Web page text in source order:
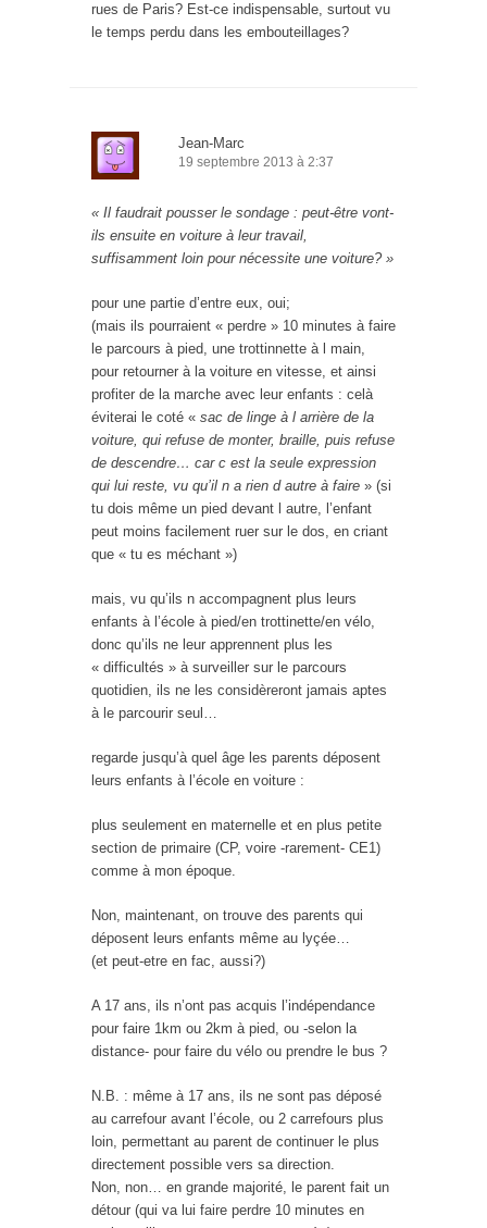
rues de Paris? Est-ce indispensable, surtout vu
le temps perdu dans les embouteillages?
Jean-Marc
19 septembre 2013 à 2:37
« Il faudrait pousser le sondage : peut-être vont-
ils ensuite en voiture à leur travail,
suffisamment loin pour nécessite une voiture? »
pour une partie d’entre eux, oui;
(mais ils pourraient « perdre » 10 minutes à faire
le parcours à pied, une trottinnette à l main,
pour retourner à la voiture en vitesse, et ainsi
profiter de la marche avec leur enfants : celà
éviterai le coté « sac de linge à l arrière de la
voiture, qui refuse de monter, braille, puis refuse
de descendre… car c est la seule expression
qui lui reste, vu qu’il n a rien d autre à faire » (si
tu dois même un pied devant l autre, l’enfant
peut moins facilement ruer sur le dos, en criant
que « tu es méchant »)
mais, vu qu’ils n accompagnent plus leurs
enfants à l’école à pied/en trottinette/en vélo,
donc qu’ils ne leur apprennent plus les
« difficultés » à surveiller sur le parcours
quotidien, ils ne les considèreront jamais aptes
à le parcourir seul…
regarde jusqu’à quel âge les parents déposent
leurs enfants à l’école en voiture :
plus seulement en maternelle et en plus petite
section de primaire (CP, voire -rarement- CE1)
comme à mon époque.
Non, maintenant, on trouve des parents qui
déposent leurs enfants même au lyçée…
(et peut-etre en fac, aussi?)
A 17 ans, ils n’ont pas acquis l’indépendance
pour faire 1km ou 2km à pied, ou -selon la
distance- pour faire du vélo ou prendre le bus ?
N.B. : même à 17 ans, ils ne sont pas déposé
au carrefour avant l’école, ou 2 carrefours plus
loin, permettant au parent de continuer le plus
directement possible vers sa direction.
Non, non… en grande majorité, le parent fait un
détour (qui va lui faire perdre 10 minutes en